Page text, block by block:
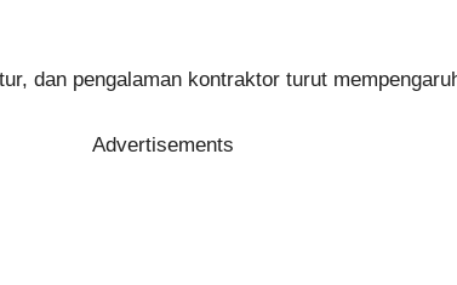
dan pengalaman kontraktor turut
Advertisements